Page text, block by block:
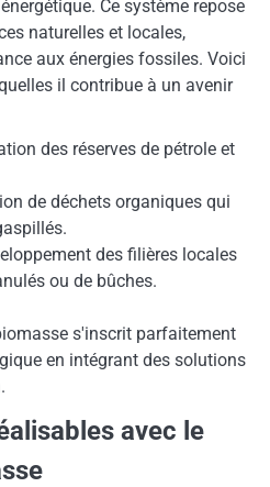
Ce système repose
naturelles et locales,
aux énergies fossiles. Voici
il contribue à un avenir
des réserves de pétrole et
de déchets organiques qui
des filières locales
ou de bûches.
s'inscrit parfaitement
en intégrant des solutions
avec le